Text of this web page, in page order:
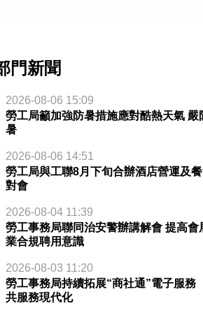
門新聞
2026-08-06 15:09
勞工局籲加強防暑措施應對酷熱天氣 嚴
暑
2026-08-06 14:51
勞工局與工聯8月下旬合辦酒店營運及
對會
2026-08-04 11:39
勞工事務局聯同治安警辦講解會 提高會
業合規聘用意識
2026-08-03 11:20
勞工事務局持續拓展“商社通”電子服
共服務現代化